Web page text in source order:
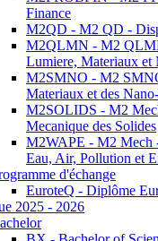
Finance
M2QD - M2 QD -
M2QLMN - M2
Lumiere, Materiaux et
M2SMNO - M2
Materiaux et des
M2SOLIDS - M2
Mecanique des Solides
M2WAPE - M2 Mech
Eau, Air, Pollution et
d'échange
EuroteQ - Diplôme
2025 - 2026